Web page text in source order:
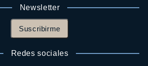
Newsletter
Suscribirme
Redes sociales